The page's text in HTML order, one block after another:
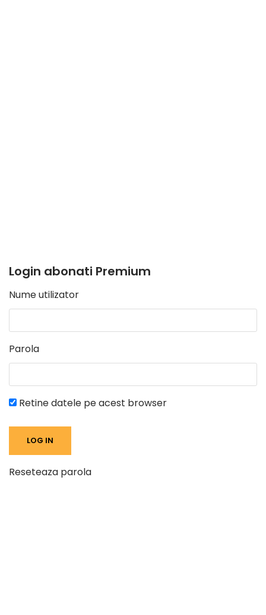
Login abonati Premium
Nume utilizator
Parola
Retine datele pe acest browser
Reseteaza parola